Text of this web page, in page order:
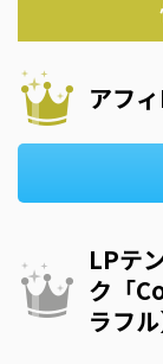
アフ
LPテ
ク「
ラフル